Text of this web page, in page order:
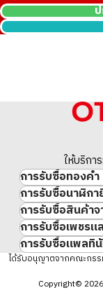
ราคารับซื้ออ้างอิง
THB 14,959.33
ให้บริกา
การรับซื้อทองคำ
ทองคำ
ทองคำแท่ง
เหรียญทองคำ/เ
ประวัติราคาทอง
ทองรูปพรรณ
แหวนทอง
การรับซื้อนาฬิก
นาฬิกาแบรนด์เน
Rolex
Patek Philippe
Audemars
Vacheron
การรับซื้อสินค้า
สินค้าแบรนด์เนม
Cartier
LOUIS
Hermès
การรับซื้อเพชร
อัญมณี
เพชร
มรกต
การรับซื้อแพลทิ
แพลทินัม
ได้รับอนุญาตจากคณะกรร
Copyright©